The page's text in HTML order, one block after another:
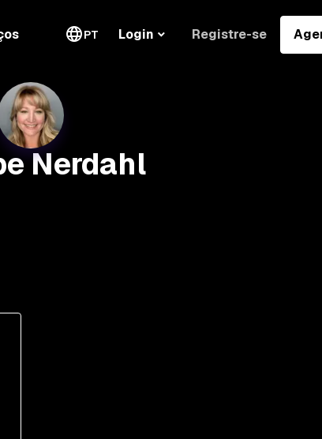
PT Login Registre-se
Nerdahl